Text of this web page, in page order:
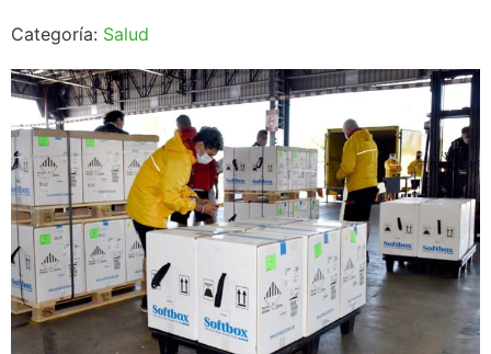
Categoría: Salud